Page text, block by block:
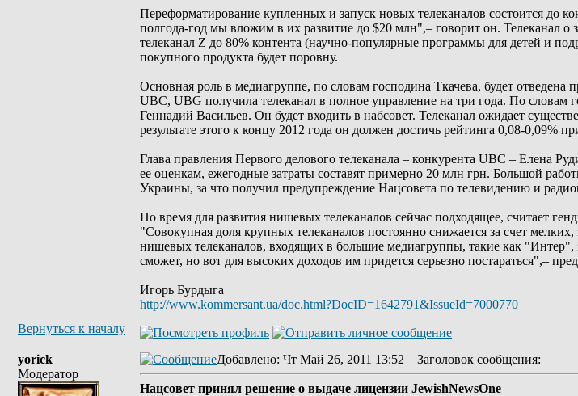
Переформатирование купленных и запуск новых телеканалов состоится до
полгода-год мы вложим в их развитие до $20 млн",– говорит он. Телеканал о
телеканал Z до 80% контента (научно-популярные программы для детей и
покупного продукта будет поровну.
Основная роль в медиагруппе, по словам господина Ткачева, будет
UBC, UBG получила телеканал в полное управление на три года. По словам
Геннадий Васильев. Он будет входить в набсовет. Телеканал ожидает
результате этого к концу 2012 года он должен достичь рейтинга 0,08-
Глава правления Первого делового телеканала – конкурента UBC – Елена
ее оценкам, ежегодные затраты составят примерно 20 млн грн. Большой
Украины, за что получил предупреждение Нацсовета по телевидению и
Но время для развития нишевых телеканалов сейчас подходящее, считает
"Совокупная доля крупных телеканалов постоянно снижается за счет
нишевых телеканалов, входящих в большие медиагруппы, такие как
сможет, но вот для высоких доходов им придется серьезно постараться",–
Игорь Бурдыга
http://www.kommersant.ua/doc.html?DocID=1642791&IssueId=7000770
Вернуться к началу
yorick
Модератор
Добавлено: Чт Май 26, 2011 13:52 Заголовок сообщения:
Нацсовет принял решение о выдаче лицензии JewishNewsOne